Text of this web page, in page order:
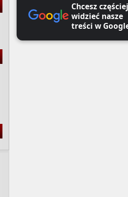
Chcesz częściej
widzieć nasze
treści w